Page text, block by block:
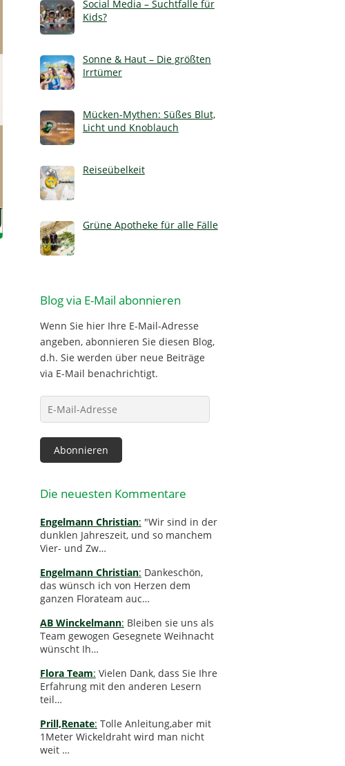
Social Media – Suchtfalle für
Kids?
Sonne & Haut – Die größten
Irrtümer
Mücken-Mythen: Süßes Blut,
Licht und Knoblauch
Reiseübelkeit
Grüne Apotheke für alle Fälle
Blog via E-Mail abonnieren
Wenn Sie hier Ihre E-Mail-Adresse
angeben, abonnieren Sie diesen Blog,
d.h. Sie werden über neue Beiträge
via E-Mail benachrichtigt.
Mail-
Adresse
Abonnieren
Die neuesten Kommentare
Engelmann Christian: "Wir sind in der
dunklen Jahreszeit, und so manchem
Vier- und Zw…
Engelmann Christian: Dankeschön,
das wünsch ich von Herzen dem
ganzen Florateam auc…
AB Winckelmann: Bleiben sie uns als
Team gewogen Gesegnete Weihnacht
wünscht Ih…
Flora Team: Vielen Dank, dass Sie Ihre
Erfahrung mit den anderen Lesern
teil…
Prill,Renate: Tolle Anleitung,aber mit
1Meter Wickeldraht wird man nicht
weit …